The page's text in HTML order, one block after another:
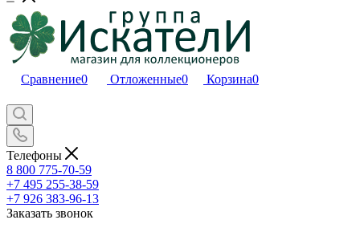
Сравнение0 Отложенные0 Корзина0
Телефоны
8 800 775-70-59
+7 495 255-38-59
+7 926 383-96-13
Заказать звонок